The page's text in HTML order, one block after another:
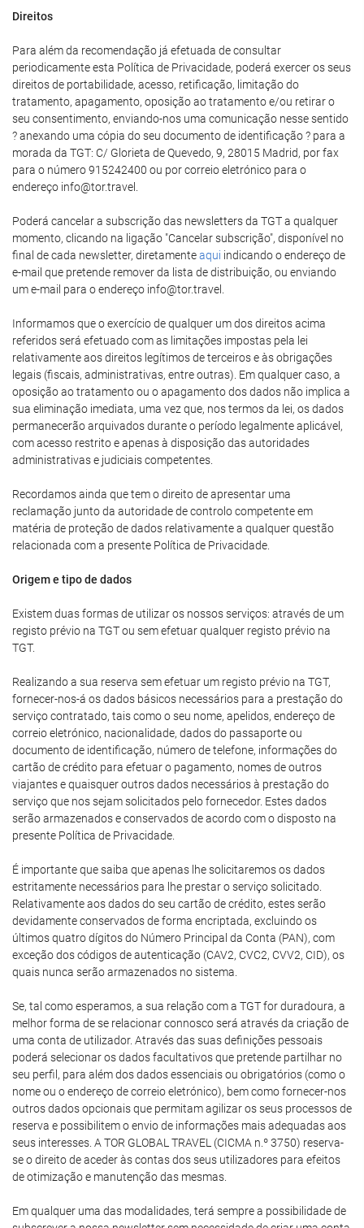
Direitos
Para além da recomendação já efetuada de consultar
periodicamente esta Política de Privacidade, poderá exercer os seus
direitos de portabilidade, acesso, retificação, limitação do
tratamento, apagamento, oposição ao tratamento e/ou retirar o
seu consentimento, enviando-nos uma comunicação nesse sentido
? anexando uma cópia do seu documento de identificação ? para a
morada da TGT: C/ Glorieta de Quevedo, 9, 28015 Madrid, por fax
para o número 915242400 ou por correio eletrónico para o
endereço info@tor.travel.
Poderá cancelar a subscrição das newsletters da TGT a qualquer
momento, clicando na ligação "Cancelar subscrição", disponível no
final de cada newsletter, diretamenteaqui indicando o endereço de
e-mail que pretende remover da lista de distribuição, ou enviando
um e-mail para o endereço info@tor.travel.
Informamos que o exercício de qualquer um dos direitos acima
referidos será efetuado com as limitações impostas pela lei
relativamente aos direitos legítimos de terceiros e às obrigações
legais (fiscais, administrativas, entre outras). Em qualquer caso, a
oposição ao tratamento ou o apagamento dos dados não implica a
sua eliminação imediata, uma vez que, nos termos da lei, os dados
permanecerão arquivados durante o período legalmente aplicável,
com acesso restrito e apenas à disposição das autoridades
administrativas e judiciais competentes.
Recordamos ainda que tem o direito de apresentar uma
reclamação junto da autoridade de controlo competente em
matéria de proteção de dados relativamente a qualquer questão
relacionada com a presente Política de Privacidade.
Origem e tipo de dados
Existem duas formas de utilizar os nossos serviços: através de um
registo prévio na TGT ou sem efetuar qualquer registo prévio na
TGT.
Realizando a sua reserva sem efetuar um registo prévio na TGT,
fornecer-nos-á os dados básicos necessários para a prestação do
serviço contratado, tais como o seu nome, apelidos, endereço de
correio eletrónico, nacionalidade, dados do passaporte ou
documento de identificação, número de telefone, informações do
cartão de crédito para efetuar o pagamento, nomes de outros
viajantes e quaisquer outros dados necessários à prestação do
serviço que nos sejam solicitados pelo fornecedor. Estes dados
serão armazenados e conservados de acordo com o disposto na
presente Política de Privacidade.
É importante que saiba que apenas lhe solicitaremos os dados
estritamente necessários para lhe prestar o serviço solicitado.
Relativamente aos dados do seu cartão de crédito, estes serão
devidamente conservados de forma encriptada, excluindo os
últimos quatro dígitos do Número Principal da Conta (PAN), com
exceção dos códigos de autenticação (CAV2, CVC2, CVV2, CID), os
quais nunca serão armazenados no sistema.
Se, tal como esperamos, a sua relação com a TGT for duradoura, a
melhor forma de se relacionar connosco será através da criação de
uma conta de utilizador. Através das suas definições pessoais
poderá selecionar os dados facultativos que pretende partilhar no
seu perfil, para além dos dados essenciais ou obrigatórios (como o
nome ou o endereço de correio eletrónico), bem como fornecer-nos
outros dados opcionais que permitam agilizar os seus processos de
reserva e possibilitem o envio de informações mais adequadas aos
seus interesses. A TOR GLOBAL TRAVEL (CICMA n.º 3750) reserva-
se o direito de aceder às contas dos seus utilizadores para efeitos
de otimização e manutenção das mesmas.
Em qualquer uma das modalidades, terá sempre a possibilidade de